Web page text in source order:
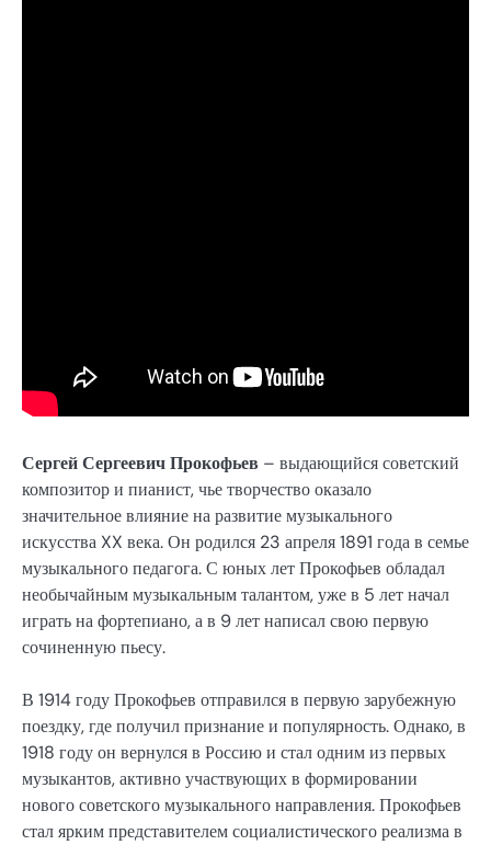
Сергей Сергеевич Прокофьев – выдающийся советский
композитор и пианист, чье творчество оказало
значительное влияние на развитие музыкального
искусства XX века. Он родился 23 апреля 1891 года в семье
музыкального педагога. С юных лет Прокофьев обладал
необычайным музыкальным талантом, уже в 5 лет начал
играть на фортепиано, а в 9 лет написал свою первую
сочиненную пьесу.
В 1914 году Прокофьев отправился в первую зарубежную
поездку, где получил признание и популярность. Однако, в
1918 году он вернулся в Россию и стал одним из первых
музыкантов, активно участвующих в формировании
нового советского музыкального направления. Прокофьев
стал ярким представителем социалистического реализма в